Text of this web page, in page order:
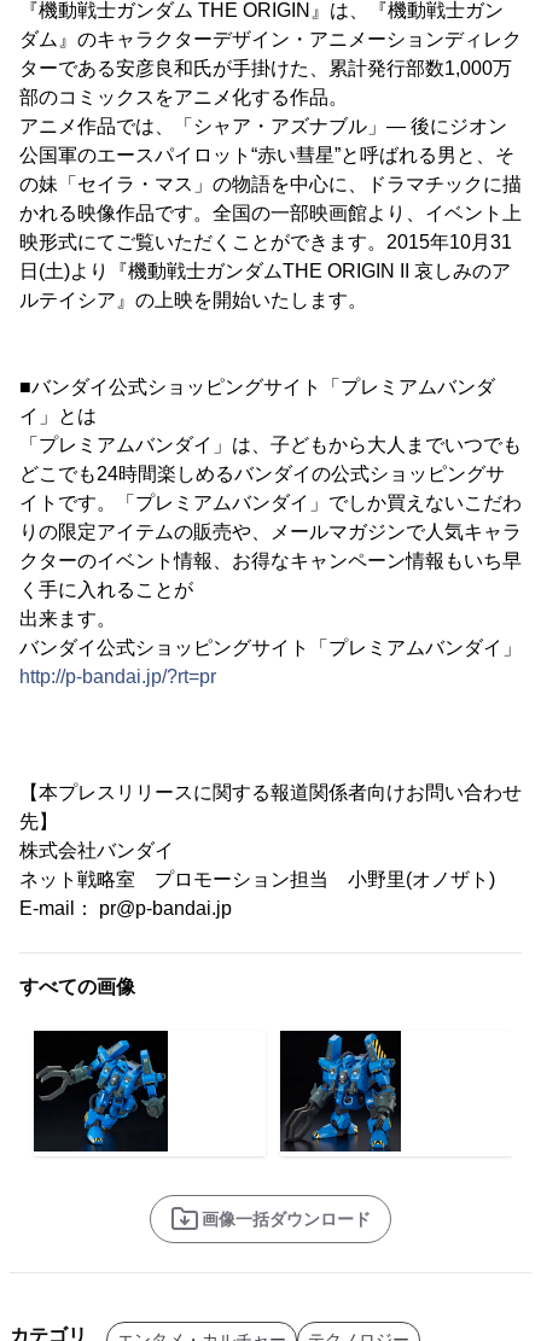
『機動戦士ガンダム THE ORIGIN』は、『機動戦士ガン
ダム』のキャラクターデザイン・アニメーションディレク
ターである安彦良和氏が手掛けた、累計発行部数1,000万
部のコミックスをアニメ化する作品。
アニメ作品では、「シャア・アズナブル」― 後にジオン
公国軍のエースパイロット“赤い彗星”と呼ばれる男と、そ
の妹「セイラ・マス」の物語を中心に、ドラマチックに描
かれる映像作品です。全国の一部映画館より、イベント上
映形式にてご覧いただくことができます。2015年10月31
日(土)より『機動戦士ガンダムTHE ORIGIN II 哀しみのア
ルテイシア』の上映を開始いたします。
■バンダイ公式ショッピングサイト「プレミアムバンダ
イ」とは
「プレミアムバンダイ」は、子どもから大人までいつでも
どこでも24時間楽しめるバンダイの公式ショッピングサ
イトです。「プレミアムバンダイ」でしか買えないこだわ
りの限定アイテムの販売や、メールマガジンで人気キャラ
クターのイベント情報、お得なキャンペーン情報もいち早
く手に入れることが
出来ます。
バンダイ公式ショッピングサイト「プレミアムバンダイ」
http://p-bandai.jp/?rt=pr
【本プレスリリースに関する報道関係者向けお問い合わせ
先】
株式会社バンダイ
ネット戦略室 プロモーション担当 小野里(オノザト)
E-mail： pr@p-bandai.jp
すべての画像
画像一括ダウンロード
カテゴリ